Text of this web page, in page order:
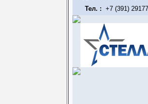
Тел. : +7 (391)